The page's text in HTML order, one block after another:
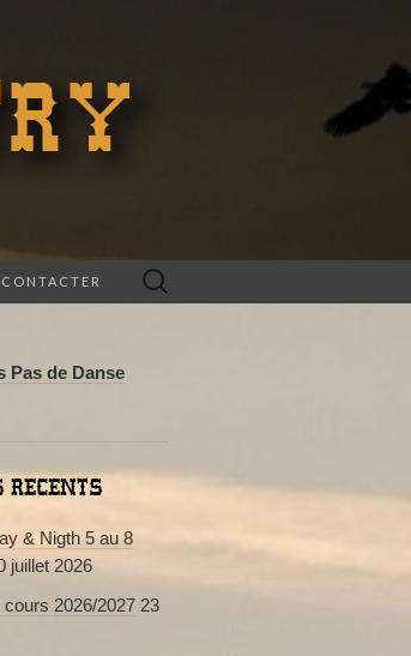
Rechercher :
Pas de Danse
RECENTS
& Nigth 5 au 8
juillet 2026
2026/2027 23